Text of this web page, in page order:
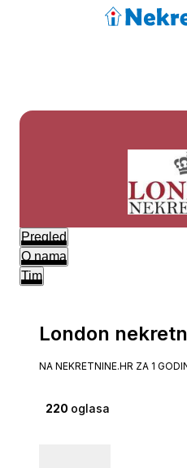
Pregled
O nama
Tim
London
NA NEKRETNINE.HR ZA 1
220 oglasa